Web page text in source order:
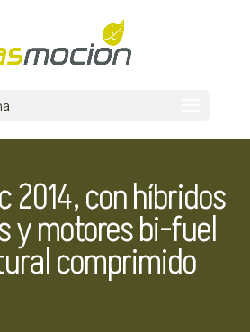
2014, con híbridos
y motores bi-fuel
comprimido